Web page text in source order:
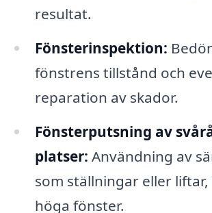
resultat.
Fönsterinspektion:
fönstrens tillstånd och
reparation av skador.
Fönsterputsning av
platser: Användning av
som ställningar eller
höga fönster.